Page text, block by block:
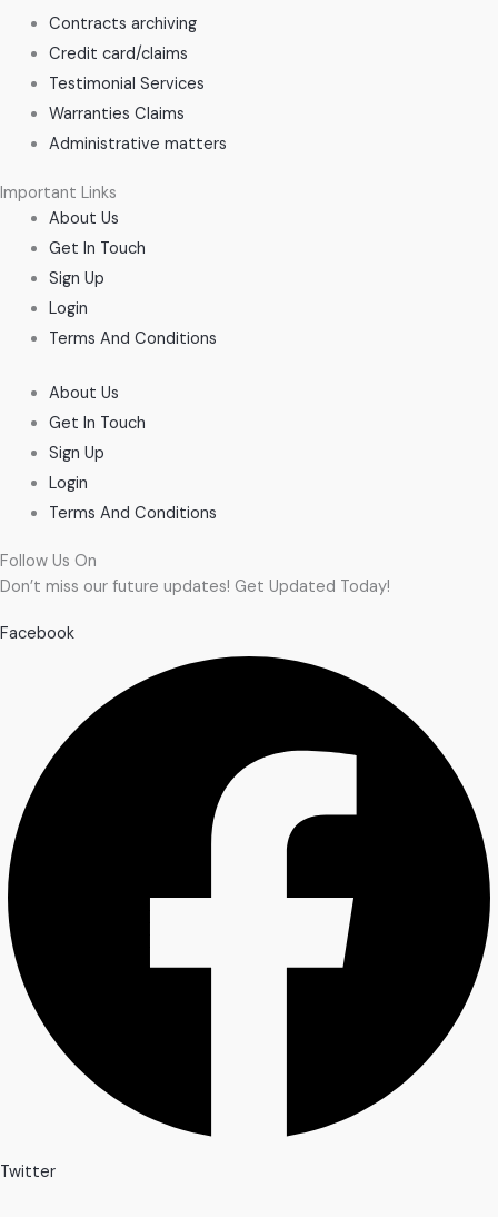
Contracts archiving
Credit card/claims
Testimonial Services
Warranties Claims
Administrative matters
Important Links
About Us
Get In Touch
Sign Up
Login
Terms And Conditions
About Us
Get In Touch
Sign Up
Login
Terms And Conditions
Follow Us On
Don’t miss our future updates! Get Updated Today!
Facebook
Twitter